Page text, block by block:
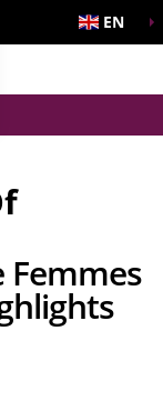
EN